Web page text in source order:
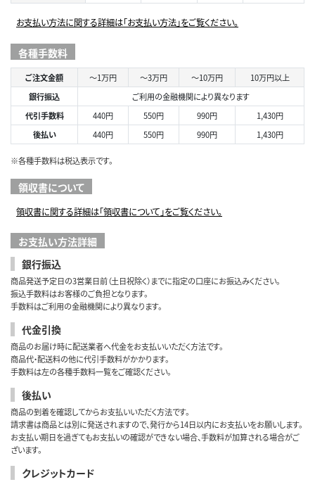
お支払い方法に関する詳細は「お支払い方法」をご覧ください。
各種手数料
ご注文金額 ～1万円 ～3万円 ～10万円
10万円以上
銀行振込
ご利用の金融機関により異なります
代引手数料
440円 550円 990円
1,430円
後払い
440円 550円 990円 1,430円
※各種手数料は税込表示です。
領収書について
領収書に関する詳細は「領収書について」をご覧ください。
お支払い方法詳細
銀行振込
商品発送予定日の3営業日前（土日祝除く）までに指定の口座にお振込みください。
振込手数料はお客様のご負担となります。
手数料はご利用の金融機関により異なります。
代金引換
商品のお届け時に配送業者へ代金をお支払いいただく方法です。
商品代・配送料の他に代引手数料がかかります。
手数料は左の各種手数料一覧をご確認ください。
後払い
商品の到着を確認してからお支払いいただく方法です。
請求書は商品とは別に発送されますので、発行から14日以内にお支払いをお願いします。
お支払い期日を過ぎてもお支払いの確認ができない場合、手数料が加算される場合がご
ざいます。
クレジットカード